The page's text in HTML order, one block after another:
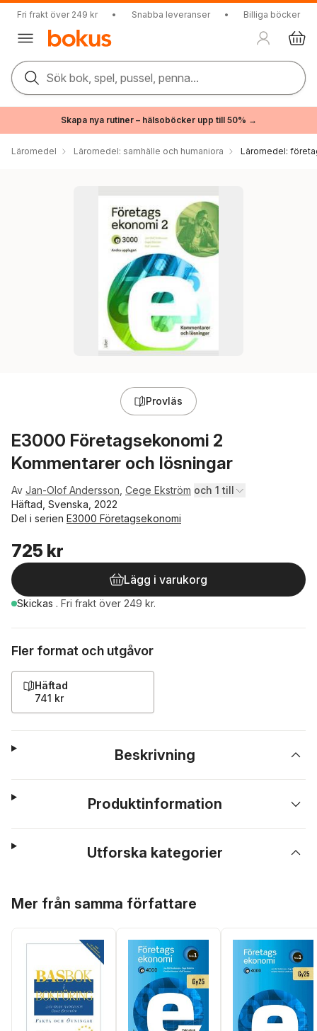
Fri frakt över 249 kr • Snabba leveranser • Billiga böcker
Sök bok, spel, pussel, penna...
Skapa nya rutiner – hälsoböcker upp till 50% →
Läromedel Läromedel: samhälle och humaniora Läromedel:
Provläs
E3000 Företagsekonomi 2
Kommentarer och lösningar
Av Jan-Olof Andersson Cege Ekström och 1 till
Häftad, Svenska, 2022
Del i serien E3000 Företagsekonomi
725 kr
Lägg i varukorg
Skickas . Fri frakt över 249 kr.
Fler format och utgåvor
Häftad
741 kr
Beskrivning
Produktinformation
Utforska kategorier
Mer från samma författare